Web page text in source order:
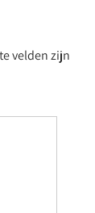
velden zijn